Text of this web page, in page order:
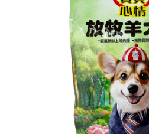
權轉讓予恩沛科技股份有限公司。
２．關於個人資料處理事宜，請瀏覽以下
https://aftee.tw/terms/#terms3
３．未成年的使用者請事先徵得法定代理
「AFTEE先享後付」，若未經同意申辦者
４．使用「AFTEE先享後付」時，將依據
時審查核予不同之上限額度；若仍有額度
請求用戶進行身份認證。
５．嚴禁一人註冊多個帳號或使用他人資
恩沛科技股份有限公司將有權停止該用戶